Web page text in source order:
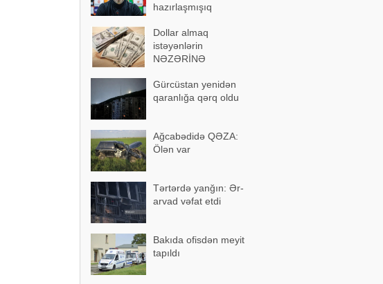
hazırlaşmışıq
Dollar almaq
istəyənlərin
NƏZƏRİNƏ
Gürcüstan yenidən
qaranlığa qərq oldu
Ağcabədidə QƏZA:
Ölən var
Tərtərdə yanğın: Ər-
arvad vəfat etdi
Bakıda ofisdən meyit
tapıldı